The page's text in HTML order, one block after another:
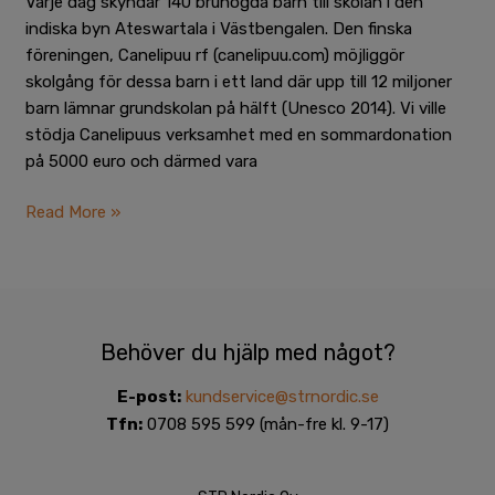
indiska byn Ateswartala i Västbengalen. Den finska
föreningen, Canelipuu rf (canelipuu.com) möjliggör
skolgång för dessa barn i ett land där upp till 12 miljoner
barn lämnar grundskolan på hälft (Unesco 2014). Vi ville
stödja Canelipuus verksamhet med en sommardonation
på 5000 euro och därmed vara
Read More »
Behöver du hjälp med något?
E-post: kundservice@strnordic.se
Tfn: 0708 595 599 (mån-fre kl. 9-17)